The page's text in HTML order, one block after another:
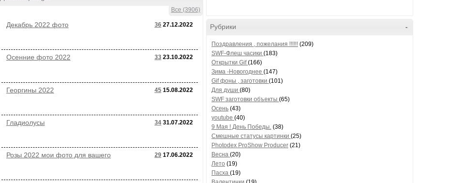
Все (3906)
3627.12.2022
Декабрь 2022 фото
3323.10.2022
Осенние фото 2022
4515.08.2022
Георгины 2022
3431.07.2022
Гладиолусы
2917.06.2022
Розы 2022 мои фото для вашего
-
Рубрики
Поздравления , пожелания !!!!!! (209)
SWF-Флеш часики (183)
Открытки Gif(166)
Зима -Новогоднее (147)
Gif фоны , заготовки (101)
Для души (80)
SWF заготовки объекты (65)
Осень (43)
youtube (40)
9 Мая ! День Победы. (38)
Смешные статусы картинки (25)
Photodex ProShow Producer (21)
Весна (20)
Лето (19)
Пасха (19)